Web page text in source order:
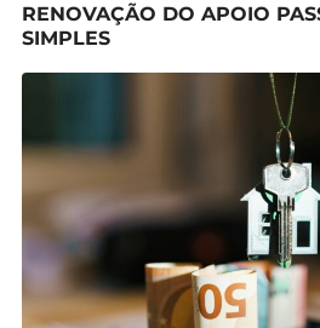
RENOVAÇÃO DO APOIO
SIMPLES